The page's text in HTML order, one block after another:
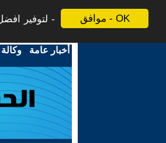
موافق - OK
لتوفير
أخبار عامة -وكالة